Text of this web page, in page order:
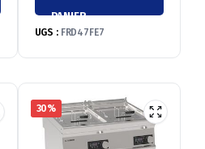
prix
initial
418,00 €.
prix
actuel
392,60 €.
PANIER
UGS : FRD47FE7
30%